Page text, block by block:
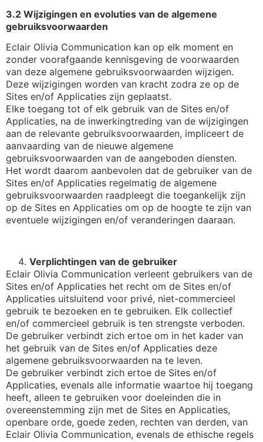
3.2 Wijzigingen en evoluties van de algemene
gebruiksvoorwaarden
Eclair Olivia Communication kan op elk moment en
zonder voorafgaande kennisgeving de voorwaarden
van deze algemene gebruiksvoorwaarden wijzigen.
Deze wijzigingen worden van kracht zodra ze op de
Sites en/of Applicaties zijn geplaatst.
Elke toegang tot of elk gebruik van de Sites en/of
Applicaties, na de inwerkingtreding van de wijzigingen
aan de relevante gebruiksvoorwaarden, impliceert de
aanvaarding van de nieuwe algemene
gebruiksvoorwaarden van de aangeboden diensten.
Het wordt daarom aanbevolen dat de gebruiker van de
Sites en/of Applicaties regelmatig de algemene
gebruiksvoorwaarden raadpleegt die toegankelijk zijn
op de Sites en Applicaties om op de hoogte te zijn van
eventuele wijzigingen en/of veranderingen daaraan.
Verplichtingen van de gebruiker
Eclair Olivia Communication verleent gebruikers van de
Sites en/of Applicaties het recht om de Sites en/of
Applicaties uitsluitend voor privé, niet-commercieel
gebruik te bezoeken en te gebruiken. Elk collectief
en/of commercieel gebruik is ten strengste verboden.
De gebruiker verbindt zich ertoe om in het kader van
het gebruik van de Sites en/of Applicaties deze
algemene gebruiksvoorwaarden na te leven.
De gebruiker verbindt zich ertoe de Sites en/of
Applicaties, evenals alle informatie waartoe hij toegang
heeft, alleen te gebruiken voor doeleinden die in
overeenstemming zijn met de Sites en Applicaties,
openbare orde, goede zeden, rechten van derden, van
Eclair Olivia Communication, evenals de ethische regels